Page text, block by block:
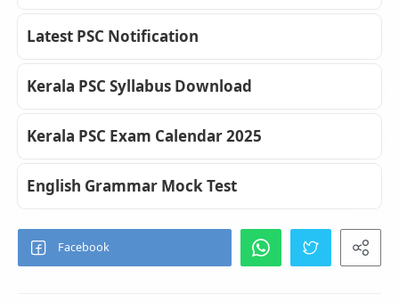
Latest PSC Notification
Kerala PSC Syllabus Download
Kerala PSC Exam Calendar 2025
English Grammar Mock Test